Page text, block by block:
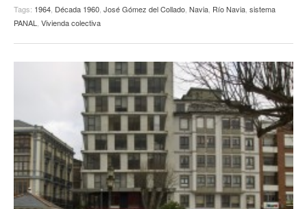
Tags: 1964 Década 1960 José Gómez del Collado Navia Río Navia sistema
PANAL
Vivienda colectiva